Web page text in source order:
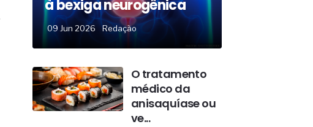
à bexiga neurogênica
09 Jun 2026 Redação
O tratamento
médico da
anisaquíase ou
ve...